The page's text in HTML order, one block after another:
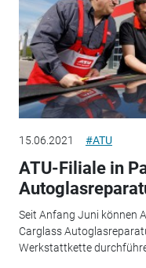
15.06.2021 #ATU
ATU-Filiale in
Seit Anfang Juni können
Carglass
Werkstattkette